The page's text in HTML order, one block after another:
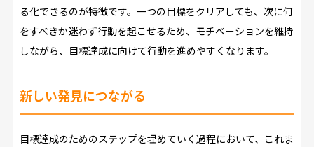
る化できるのが特徴です。一つの目標をクリアしても、次に何
をすべきか迷わず行動を起こせるため、モチベーションを維持
しながら、目標達成に向けて行動を進めやすくなります。
新しい発見につながる
目標達成のためのステップを埋めていく過程において、これま